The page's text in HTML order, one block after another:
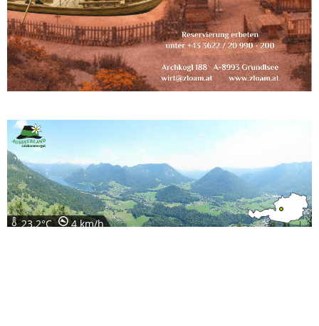
23.2°C 4 km/h